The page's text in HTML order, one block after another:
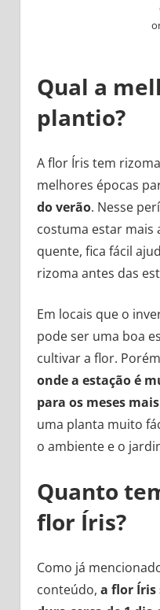
Qual a
plantio?
A flor Íris tem
melhores épocas
do verão. Nesse
costuma estar mais
quente, fica fácil
rizoma antes das
Em locais que o
pode ser uma boa
cultivar a flor.
onde a estação é
para os meses
uma planta muito
o ambiente e o
Quanto
flor Íris?
Como já
conteúdo, a flor Íris